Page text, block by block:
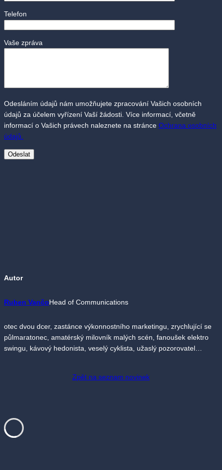
Telefon
Vaše zpráva
Odesláním údajů nám umožňujete zpracování Vašich osobních
údajů za účelem vyřízení Vaší žádosti. Více informací, včetně
informací o Vašich právech naleznete na stránce Ochrana osobních
údajů.
Autor
Ruben VančoHead of Communications
otec dvou dcer, zastánce výkonnostního marketingu, zrychlující se
půlmaratonec, amatérský milovník malých scén, fanoušek elektro
swingu, kávový hedonista, veselý cyklista, užaslý pozorovatel…
Zpět na seznam novinek